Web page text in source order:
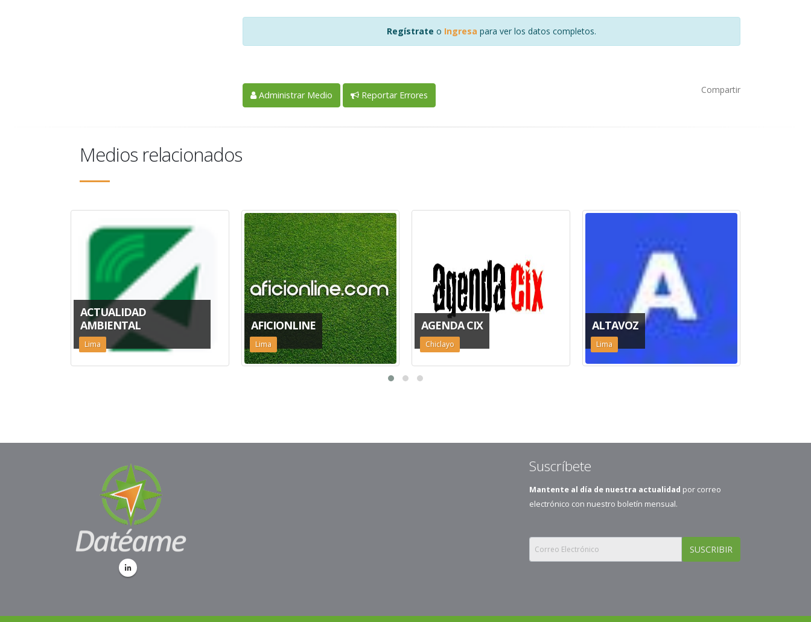
Regístrate o Ingresa para ver los datos completos.
Administrar Medio Reportar Errores
Compartir
Medios relacionados
ACTUALIDAD
AMBIENTAL
Lima
AFICIONLINE
Lima
AGENDA CIX
Chiclayo
ALTAVOZ
Lima
Suscríbete
Mantente al día de nuestra actualidad por correo
electrónico con nuestro boletín mensual.
SUSCRIBIR